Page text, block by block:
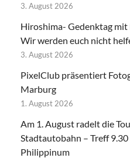
3. August 2026
Hiroshima- Gedenktag
Wir werden euch nicht
3. August 2026
PixelClub präsentiert
Marburg
1. August 2026
Am 1. August radelt die
Stadtautobahn – Treff
Philippinum